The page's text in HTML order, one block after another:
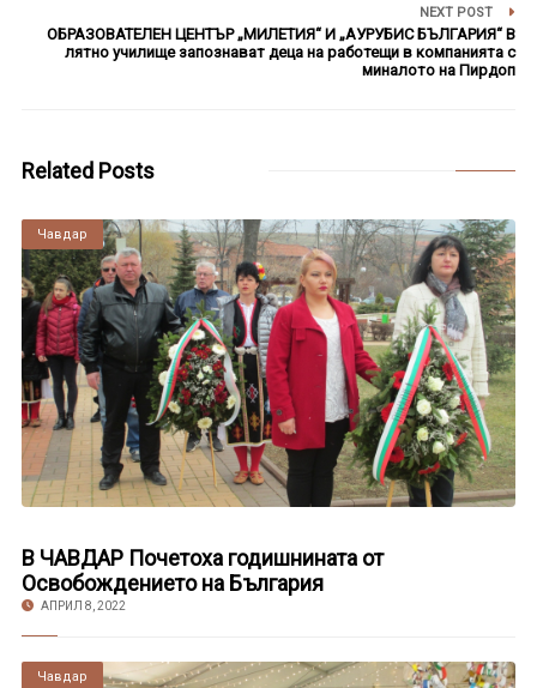
NEXT POST
ОБРАЗОВАТЕЛЕН ЦЕНТЪР „МИЛЕТИЯ“ И „АУРУБИС БЪЛГАРИЯ“ В
лятно училище запознават деца на работещи в компанията с
миналото на Пирдоп
Related Posts
Чавдар
В ЧАВДАР Почетоха годишнината от
Освобождението на България
АПРИЛ 8, 2022
Чавдар